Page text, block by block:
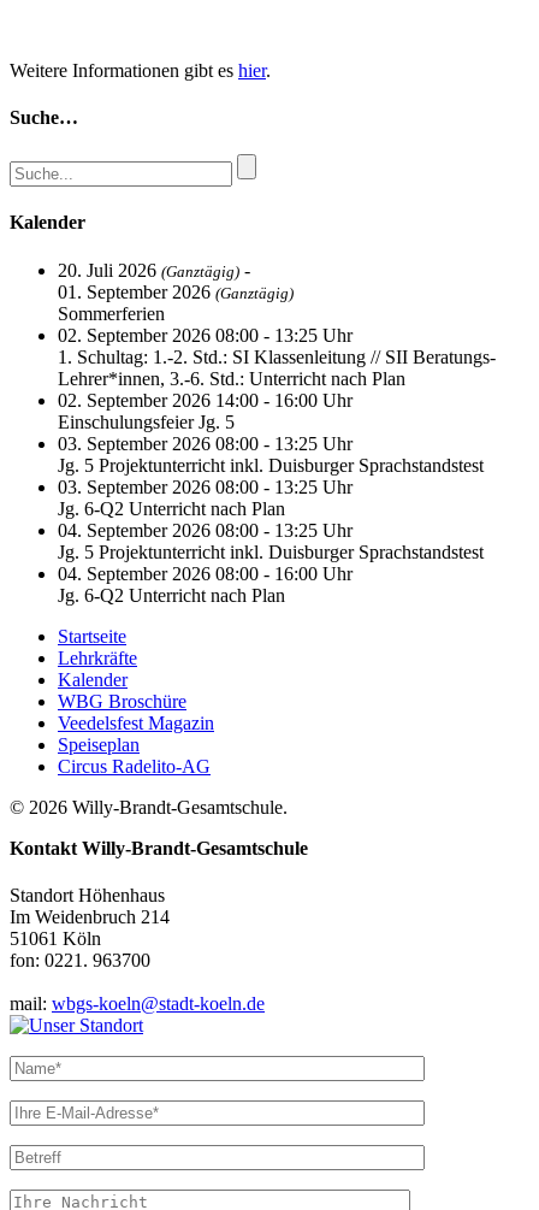
Weitere Informationen gibt es hier.
Suche…
Kalender
20. Juli 2026 (Ganztägig) -
01. September 2026 (Ganztägig)
Sommerferien
02. September 2026 08:00 - 13:25 Uhr
1. Schultag: 1.-2. Std.: SI Klassenleitung // SII Beratungs-
Lehrer*innen, 3.-6. Std.: Unterricht nach Plan
02. September 2026 14:00 - 16:00 Uhr
Einschulungsfeier Jg. 5
03. September 2026 08:00 - 13:25 Uhr
Jg. 5 Projektunterricht inkl. Duisburger Sprachstandstest
03. September 2026 08:00 - 13:25 Uhr
Jg. 6-Q2 Unterricht nach Plan
04. September 2026 08:00 - 13:25 Uhr
Jg. 5 Projektunterricht inkl. Duisburger Sprachstandstest
04. September 2026 08:00 - 16:00 Uhr
Jg. 6-Q2 Unterricht nach Plan
Startseite
Lehrkräfte
Kalender
WBG Broschüre
Veedelsfest Magazin
Speiseplan
Circus Radelito-AG
© 2026 Willy-Brandt-Gesamtschule.
Kontakt Willy-Brandt-Gesamtschule
Standort Höhenhaus
Im Weidenbruch 214
51061 Köln
fon: 0221. 963700
mail: wbgs-koeln@stadt-koeln.de